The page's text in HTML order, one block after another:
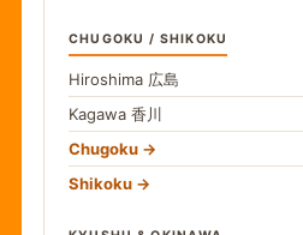
CHUGOKU / SHIKOKU
Hiroshima 広島
Kagawa 香川
Chugoku
Shikoku